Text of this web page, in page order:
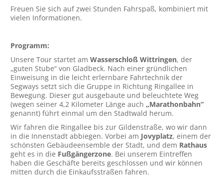
Freuen Sie sich auf zwei Stunden Fahrspaß, kombiniert mit
vielen Informationen.
Programm:
Unsere Tour startet am Wasserschloß Wittringen, der
„guten Stube“ von Gladbeck. Nach einer gründlichen
Einweisung in die leicht erlernbare Fahrtechnik der
Segways setzt sich die Gruppe in Richtung Ringallee in
Bewegung. Dieser gut ausgebaute und beleuchtete Weg
(wegen seiner 4,2 Kilometer Länge auch „Marathonbahn“
genannt) führt einmal um den Stadtwald herum.
Wir fahren die Ringallee bis zur Gildenstraße, wo wir dann
in die Innenstadt abbiegen. Vorbei am Jovyplatz, einem der
schönsten Gebäudeensemble der Stadt, und dem Rathaus
geht es in die Fußgängerzone. Bei unserem Eintreffen
haben die Geschäfte bereits geschlossen und wir können
mitten durch die Einkaufsstraßen fahren.